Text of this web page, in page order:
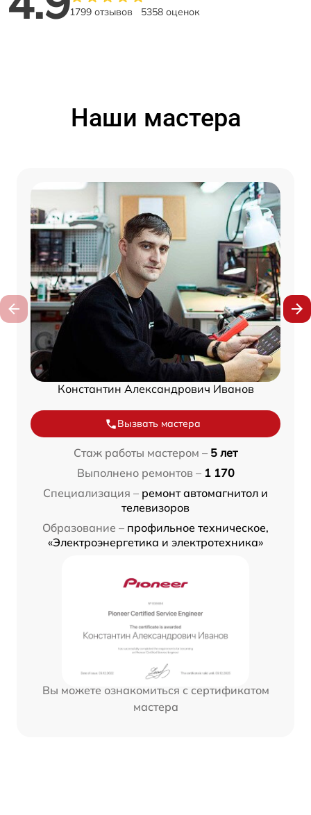
1799 отзывов 5358 оценок
Наши мастера
Константин Александрович Иванов
Вызвать мастера
Стаж работы мастером – 5 лет
Выполнено ремонтов – 1 170
Специализация – ремонт автомагнитол и
телевизоров
Образование – профильное техническое,
«Электроэнергетика и электротехника»
Вы можете ознакомиться с сертификатом
мастера